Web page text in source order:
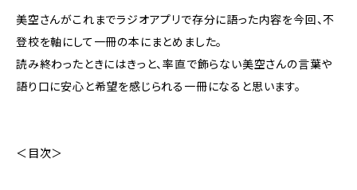
美空さんがこれまでラジオアプリで存分に語った内容を今回、不
登校を軸にして一冊の本にまとめました。
読み終わったときにはきっと、率直で飾らない美空さんの言葉や
語り口に安心と希望を感じられる一冊になると思います。
＜目次＞